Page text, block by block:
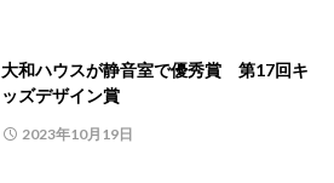
大和ハウスが静音室で優秀賞 第17回キ
ッズデザイン賞
2023年10月19日